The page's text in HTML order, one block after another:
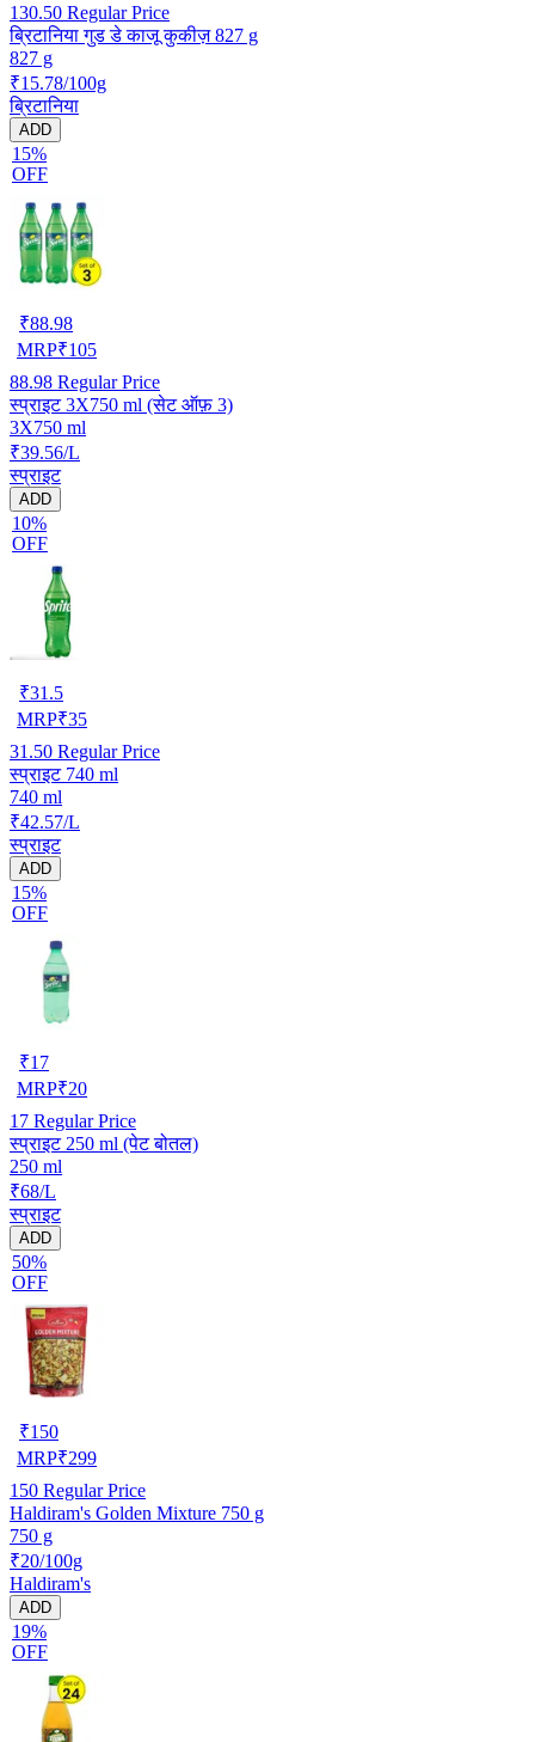
130.50 Regular Price
ब्रिटानिया गुड डे काजू कुकीज़ 827 g
827 g
₹15.78/100g
ब्रिटानिया
ADD
15%
OFF
₹88.98
MRP₹105
88.98 Regular Price
स्प्राइट 3X750 ml (सेट ऑफ़ 3)
3X750 ml
₹39.56/L
स्प्राइट
ADD
10%
OFF
₹31.5
MRP₹35
31.50 Regular Price
स्प्राइट 740 ml
740 ml
₹42.57/L
स्प्राइट
ADD
15%
OFF
₹17
MRP₹20
17 Regular Price
स्प्राइट 250 ml (पेट बोतल)
250 ml
₹68/L
स्प्राइट
ADD
50%
OFF
₹150
MRP₹299
150 Regular Price
Haldiram's Golden Mixture 750 g
750 g
₹20/100g
Haldiram's
ADD
19%
OFF